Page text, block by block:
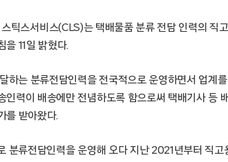
틱스서비스(CLS)는 택배물품 분류 전담 인력의 직
을 11일 밝혔다.
하는 분류전담인력을 전국적으로 운영하면서 업계
인력이 배송에만 전념하도록 함으로써 택배기사 등
를 받아왔다.
분류전담인력을 운영해 오다 지난 2021년부터 직